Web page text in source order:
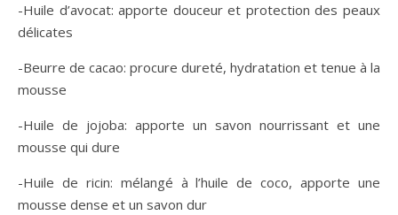
-Huile d’avocat: apporte douceur et protection des peaux
délicates
-Beurre de cacao: procure dureté, hydratation et tenue à la
mousse
-Huile de jojoba: apporte un savon nourrissant et une
mousse qui dure
-Huile de ricin: mélangé à l’huile de coco, apporte une
mousse dense et un savon dur